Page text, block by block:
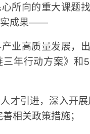
所向的重大课题
实成果——
高质量发展，出
年行动方案》和
引进，深入开展
相关政策措施；